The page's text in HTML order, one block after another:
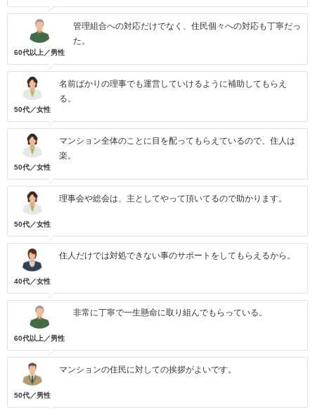
60代以上／男性
管理組合への対応だけでなく、住民個々への対応も丁寧だっ
た。
50代／女性
名前ばかりの理事でも運営していけるように補助してもらえ
る。
50代／女性
マンション全体のことに目を配ってもらえているので、住人は
楽。
50代／女性
理事会や総会は、主としてやって頂いてるので助かります。
40代／女性
住人だけでは対処できない事のサポートをしてもらえるから。
60代以上／男性
非常に丁寧で一生懸命に取り組んでもらっている。
50代／男性
マンションの住民に対しての挨拶がよいです。